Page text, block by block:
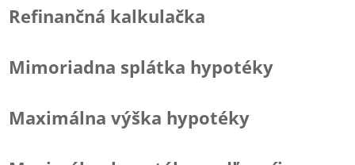
Refinančná kalkulačka
Mimoriadna splátka hypotéky
Maximálna výška hypotéky